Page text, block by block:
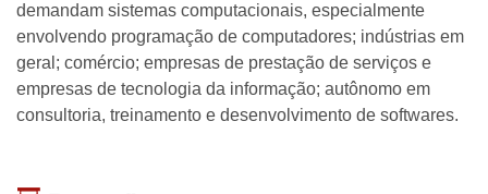
Sugestão De Leitura
demandam sistemas computacionais, especialmente
envolvendo programação de computadores; indústrias em
geral; comércio; empresas de prestação de serviços e
empresas de tecnologia da informação; autônomo em
consultoria, treinamento e desenvolvimento de softwares.